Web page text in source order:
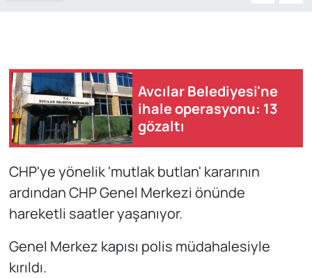
Avcılar Belediyesi'ne
ihale operasyonu: 13
gözaltı
CHP'ye yönelik 'mutlak butlan' kararının
ardından CHP Genel Merkezi önünde
hareketli saatler yaşanıyor.
Genel Merkez kapısı polis müdahalesiyle
kırıldı.